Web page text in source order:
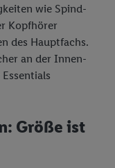
wie Spind-
Kopfhörer
des Hauptfachs.
an der Innen-
Größe ist